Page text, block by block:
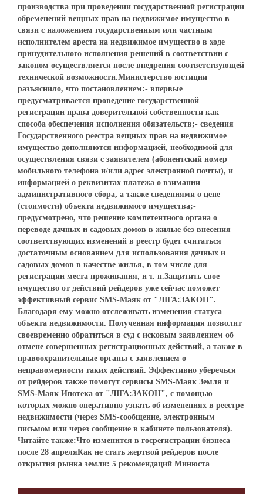
производства при проведении государственной регистрации
обременений вещных прав на недвижимое имущество в
связи с наложением государственным или частным
исполнителем ареста на недвижимое имущество в ходе
принудительного исполнения решений в соответствии с
законом осуществляется после внедрения соответствующей
технической возможности.Министерство юстиции
разъяснило, что постановлением:- впервые
предусматривается проведение государственной
регистрации права доверительной собственности как
способа обеспечения исполнения обязательств;- сведения
Государственного реестра вещных прав на недвижимое
имущество дополняются информацией, необходимой для
осуществления связи с заявителем (абонентский номер
мобильного телефона и/или адрес электронной почты), и
информацией о реквизитах платежа о взимании
административного сбора, а также сведениями о цене
(стоимости) объекта недвижимого имущества;-
предусмотрено, что решение компетентного органа о
переводе дачных и садовых домов в жилые без внесения
соответствующих изменений в реестр будет считаться
достаточным основанием для использования дачных и
садовых домов в качестве жилья, в том числе для
регистрации места проживания, и т. п.Защитить свое
имущество от действий рейдеров уже сейчас поможет
эффективный сервис SMS-Маяк от "ЛІГА:ЗАКОН".
Благодаря ему можно отслеживать изменения статуса
объекта недвижимости. Полученная информация позволит
своевременно обратиться в суд с исковым заявлением об
отмене совершенных регистрационных действий, а также в
правоохранительные органы с заявлением о
неправомерности таких действий. Эффективно уберечься
от рейдеров также помогут сервисы SMS-Маяк Земля и
SMS-Маяк Ипотека от "ЛІГА:ЗАКОН", с помощью
которых можно оперативно узнать об изменениях в реестре
недвижимости (через SMS-сообщение, электронным
письмом или через сообщение в кабинете пользователя).
Читайте также:Что изменится в госрегистрации бизнеса
после 28 апреляКак не стать жертвой рейдеров после
открытия рынка земли: 5 рекомендаций Минюста